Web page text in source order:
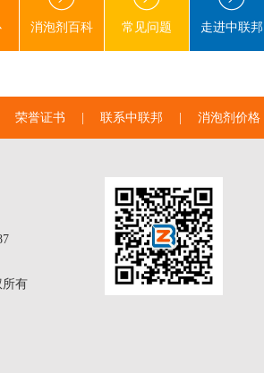
消泡剂百科 常见问题 走进中联邦
荣誉证书 联系中联邦 消泡剂价格
有